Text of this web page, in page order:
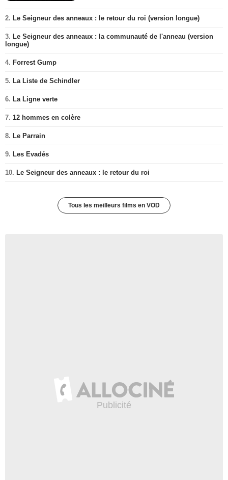
2. Le Seigneur des anneaux : le retour du roi (version longue)
3. Le Seigneur des anneaux : la communauté de l'anneau (version
longue)
4. Forrest Gump
5. La Liste de Schindler
6. La Ligne verte
7. 12 hommes en colère
8. Le Parrain
9. Les Evadés
10. Le Seigneur des anneaux : le retour du roi
Tous les meilleurs films en VOD